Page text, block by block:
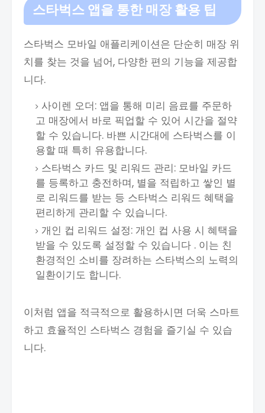
스타벅스 앱을 통한 매장 활용 팁
스타벅스 모바일 애플리케이션은 단순히 매장 위
치를 찾는 것을 넘어, 다양한 편의 기능을 제공합
니다.
사이렌 오더: 앱을 통해 미리 음료를 주문하
고 매장에서 바로 픽업할 수 있어 시간을 절약
할 수 있습니다. 바쁜 시간대에 스타벅스를 이
용할 때 특히 유용합니다.
스타벅스 카드 및 리워드 관리: 모바일 카드
를 등록하고 충전하며, 별을 적립하고 쌓인 별
로 리워드를 받는 등 스타벅스 리워드 혜택을
편리하게 관리할 수 있습니다.
개인 컵 리워드 설정: 개인 컵 사용 시 혜택을
받을 수 있도록 설정할 수 있습니다 . 이는 친
환경적인 소비를 장려하는 스타벅스의 노력의
일환이기도 합니다.
이처럼 앱을 적극적으로 활용하시면 더욱 스마트
하고 효율적인 스타벅스 경험을 즐기실 수 있습
니다.